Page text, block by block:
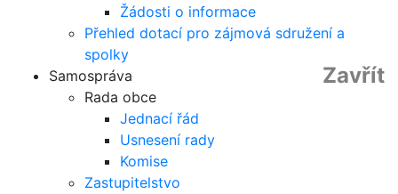
Žádosti o informace
Přehled dotací pro zájmová sdružení a
spolky
Zavřít
Samospráva
Rada obce
Jednací řád
Usnesení rady
Komise
Zastupitelstvo